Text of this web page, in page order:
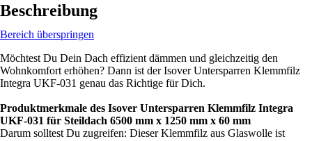
Beschreibung
Bereich überspringen
Möchtest Du Dein Dach effizient dämmen und gleichzeitig den
Wohnkomfort erhöhen? Dann ist der Isover Untersparren Klemmfilz
Integra UKF-031 genau das Richtige für Dich.
Produktmerkmale des Isover Untersparren Klemmfilz Integra
UKF-031 für Steildach 6500 mm x 1250 mm x 60 mm
Darum solltest Du zugreifen: Dieser Klemmfilz aus Glaswolle ist